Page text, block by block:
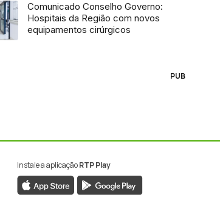
Comunicado Conselho Governo:
Hospitais da Região com novos
equipamentos cirúrgicos
PUB
Instale a aplicaçãoRTP Play